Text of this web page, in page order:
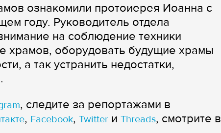
ознакомили протоиерея Иоанна с
году. Руководитель отдела
на соблюдение техники
храмов, оборудовать будущие храмы
а так устранить недостатки,
, следите за репортажами в
, Facebook, Twitter и Threads, смотрите в